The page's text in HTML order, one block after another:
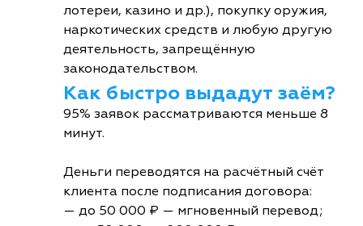
лотереи, казино и др.), покупку оружия,
наркотических средств и любую другую
деятельность, запрещённую
законодательством.
Как быстро выдадут заём?
95% заявок рассматриваются меньше 8
минут.
Деньги переводятся на расчётный счёт
клиента после подписания договора:
— до 50 000 ₽ — мгновенный перевод;